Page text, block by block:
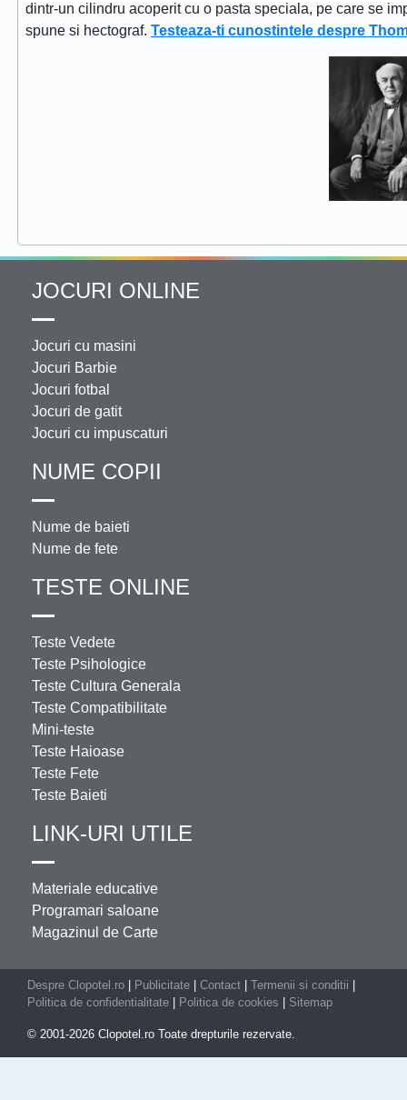
dintr-un cilindru acoperit cu o pasta speciala, pe care se
spune si hectograf. Testeaza-ti cunostintele despre
JOCURI ONLINE
Jocuri cu masini
Jocuri Barbie
Jocuri fotbal
Jocuri de gatit
Jocuri cu impuscaturi
NUME COPII
Nume de baieti
Nume de fete
TESTE ONLINE
Teste Vedete
Teste Psihologice
Teste Cultura Generala
Teste Compatibilitate
Mini-teste
Teste Haioase
Teste Fete
Teste Baieti
LINK-URI UTILE
Materiale educative
Programari saloane
Magazinul de Carte
Despre Clopotel.ro Publicitate Contact Termenii si conditii
Politica de confidentialitate
Politica de cookies Sitemap
© 2001-2026 Clopotel.ro Toate drepturile rezervate.